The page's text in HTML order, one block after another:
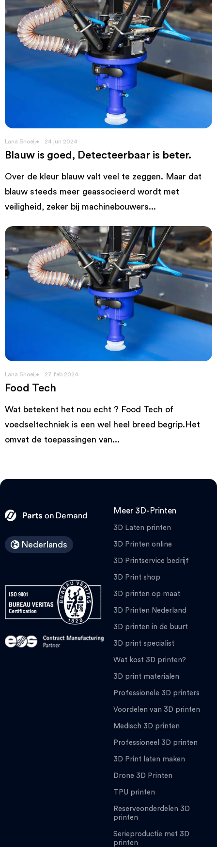
Lana Snoeij 24 jun 2024
Blauw is goed, Detecteerbaar is beter.
Over de kleur blauw valt veel te zeggen. Maar dat
blauw steeds meer geassocieerd wordt met
veiligheid, zeker bij machinebouwers...
Lana Snoeij 27 feb 2024
Food Tech
Wat betekent het nou echt ? Food Tech of
voedseltechniek is een wel heel breed begrip.Het
omvat de toepassingen van...
Nederlands
Meer 3D-Printen
3D Laten printen
3D Printen online
3D Printservice bedrijf
3D Print shop
3D printen op maat
3D Printen Nederland
3D printen in de buurt
3D print specialist
Wat kost 3D printen?
3D print materialen
Professionele 3D printers
Voordelen van 3D printen
Medisch 3D printen
Professioneel 3D printen
3D Print laten maken
Drone 3D Printen
TPU printen
Reserveonderdelen 3D
printen
Serieproductie met 3D
printen